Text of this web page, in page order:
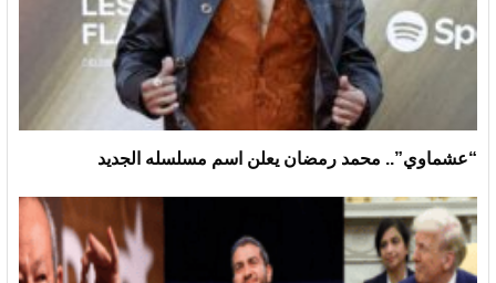
“عشماوي”.. محمد رمضان يعلن اسم مسلسله الجديد